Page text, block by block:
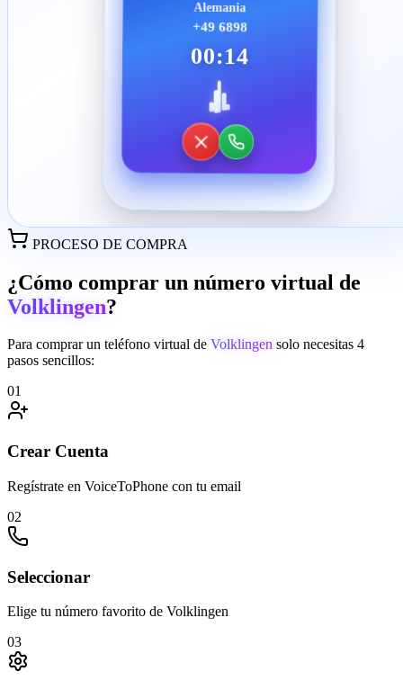
Alemania
+49 6898
00:14
PROCESO DE COMPRA
¿Cómo comprar un número virtual de
Volklingen?
Para comprar un teléfono virtual de Volklingen solo necesitas 4
pasos sencillos:
01
Crear Cuenta
Regístrate en VoiceToPhone con tu email
02
Seleccionar
Elige tu número favorito de Volklingen
03